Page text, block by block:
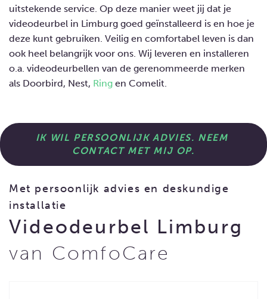
uitstekende service. Op deze manier weet jij dat je
videodeurbel in Limburg goed geïnstalleerd is en hoe je
deze kunt gebruiken. Veilig en comfortabel leven is dan
ook heel belangrijk voor ons. Wij leveren en installeren
o.a. videodeurbellen van de gerenommeerde merken
als Doorbird, Nest, Ring en Comelit.
IK WIL PERSOONLIJK ADVIES. NEEM
CONTACT MET MIJ OP.
Met persoonlijk advies en deskundige
installatie
Videodeurbel Limburg
van ComfoCare